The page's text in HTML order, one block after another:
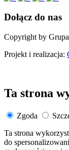
Dołącz do nas
Copyright by
Projekt i realizacja:
Ta strona
Zgoda
Ta strona
do